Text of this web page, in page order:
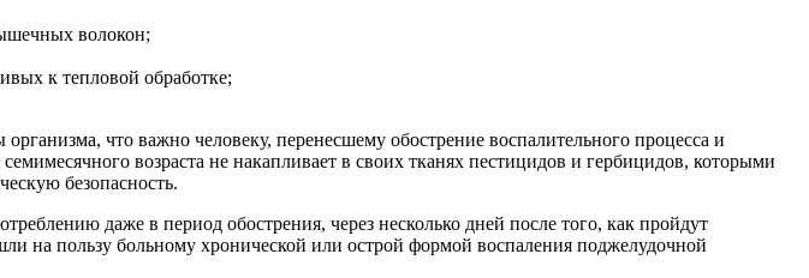
волокон;
к тепловой обработке;
что важно человеку, перенесшему обострение воспалительного процесса и
возраста не накапливает в своих тканях пестицидов и гербицидов, которыми
безопасность.
даже в период обострения, через несколько дней после того, как пройдут
на пользу больному хронической или острой формой воспаления поджелудочной